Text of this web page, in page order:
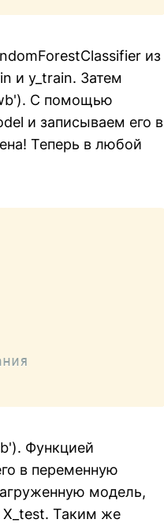
из
и y_train. Затем
С помощью
и записываем его в
Теперь в любой
Функцией
в переменную
модель,
X_test. Таким же